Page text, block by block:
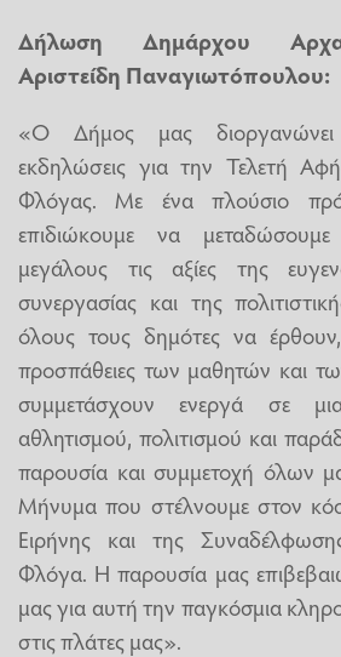
Δήλωση Δημάρχου
Αριστείδη Παναγιωτόπουλου:
«Ο Δήμος μας διοργανώνει
εκδηλώσεις για την Τελετή
Φλόγας. Με ένα πλούσιο
επιδιώκουμε να
μεγάλους τις αξίες της
συνεργασίας και της
όλους τους δημότες να
προσπάθειες των μαθητών και
συμμετάσχουν ενεργά σε
αθλητισμού, πολιτισμού και
παρουσία και συμμετοχή όλων
Μήνυμα που στέλνουμε στον
Ειρήνης και της
Φλόγα. Η παρουσία μας
μας για αυτή την παγκόσμια
στις πλάτες μας».